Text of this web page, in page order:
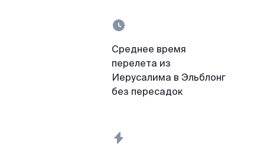
Среднее время
перелета из
Иерусалима в Эльблонг
без пересадок